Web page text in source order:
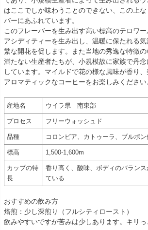
はここでしか味わうことのできない、この上
バーにあふれています。
このフレーバーを生み出す高い標高のテロワ
アシディティーを生み出し、温暖に保たれる
繁な開花を促します。また当地の秀逸な特徴
満たない生産者たちが、小規模故に家族で丹
しています。マイルドで花の様な風味が香り、
アロマティックなコーヒーをお楽しみください
産地名 ウイラ県 南東部
プロセス フリーウォッシュド
品種 コロンビア、カトゥーラ、ブルボン
標高 1,500-1,600m
カップの特
長
香り高く、酸味、ボディのバランス
ている
おすすめの飲み方
焙煎：少し深煎り（フルシティロースト）
飲みやすいですが苦みは少しあります。キリっ